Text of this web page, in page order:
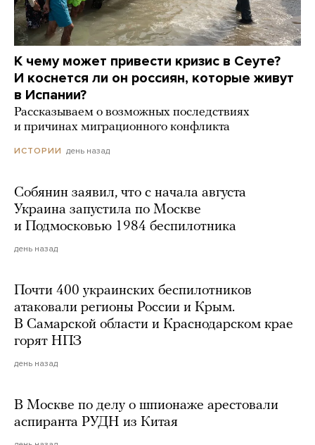
К чему может привести кризис в Сеуте?
И коснется ли он россиян, которые живут
в Испании?
Рассказываем о возможных последствиях
и причинах миграционного конфликта
ИСТОРИИ день назад
Собянин заявил, что с начала августа
Украина запустила по Москве
и Подмосковью 1984 беспилотника
день назад
Почти 400 украинских беспилотников
атаковали регионы России и Крым.
В Самарской области и Краснодарском крае
горят НПЗ
день назад
В Москве по делу о шпионаже арестовали
аспиранта РУДН из Китая